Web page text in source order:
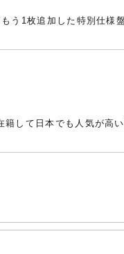
う1枚追加した特別仕様
籍して日本でも人気が高